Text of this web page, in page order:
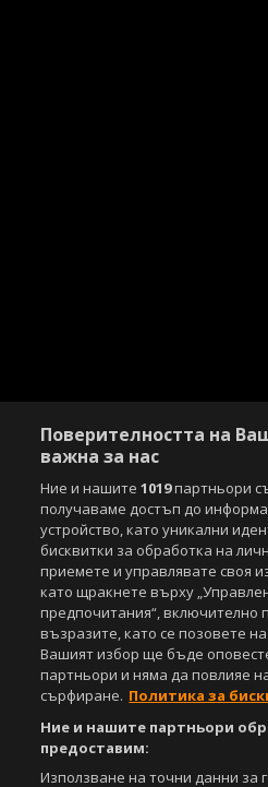
Поверителността на
важна за нас
Ние и нашите1019партньори
получаваме достъп до
устройство, като уникални
бисквитки за обработка на
приемете и управлявате своя
като щракнете върху
предпочитания“, включително
възразите, като се позовете
Вашият избор ще бъде
партньори и няма да повлияе
сърфиране. Политика за
Ние и нашите партньори
предоставим:
Използване на точни данни за